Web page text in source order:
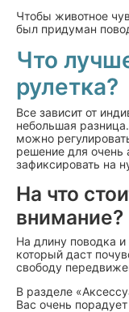
Чтобы животное
был придуман
Что
рулетка?
Все зависит от
небольшая
можно
решение для
зафиксировать на
На что
внимание?
На длину поводка
который даст
свободу
В разделе
Вас очень